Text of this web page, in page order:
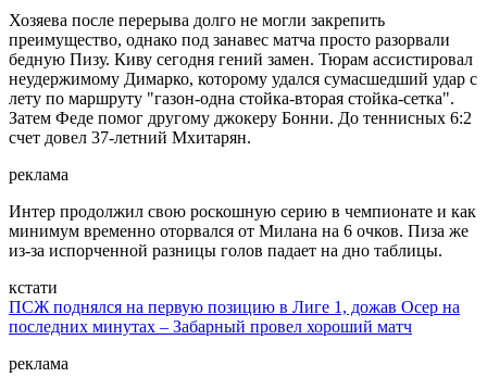
Хозяева после перерыва долго не могли закрепить
преимущество, однако под занавес матча просто разорвали
бедную Пизу. Киву сегодня гений замен. Тюрам ассистировал
неудержимому Димарко, которому удался сумасшедший удар с
лету по маршруту "газон-одна стойка-вторая стойка-сетка".
Затем Феде помог другому джокеру Бонни. До теннисных 6:2
счет довел 37-летний Мхитарян.
реклама
Интер продолжил свою роскошную серию в чемпионате и как
минимум временно оторвался от Милана на 6 очков. Пиза же
из-за испорченной разницы голов падает на дно таблицы.
кстати
ПСЖ поднялся на первую позицию в Лиге 1, дожав Осер на
последних минутах – Забарный провел хороший матч
реклама